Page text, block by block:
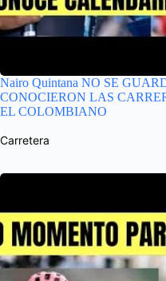
Nairo Quintana NO SE
CONOCIERON LAS
EL COLOMBIANO
Carretera